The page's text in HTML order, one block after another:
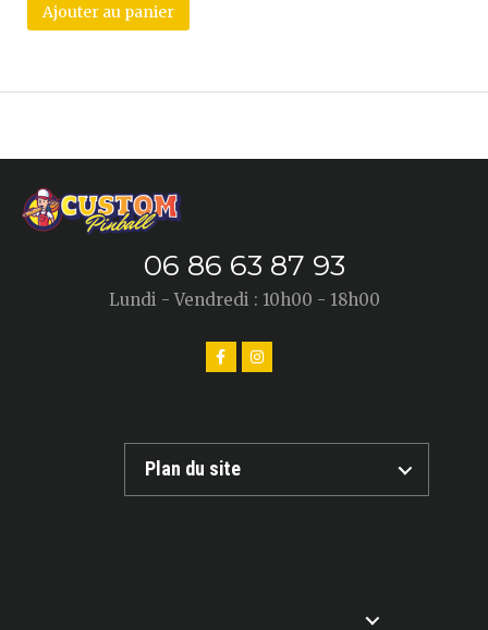
Ajouter au panier
06 86 63 87 93
Lundi - Vendredi : 10h00 - 18h00
Plan du site